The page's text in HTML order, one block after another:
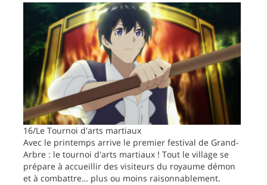
16/Le Tournoi d'arts martiaux
Avec le printemps arrive le premier festival de Grand-
Arbre : le tournoi d'arts martiaux ! Tout le village se
prépare à accueillir des visiteurs du royaume démon
et à combattre… plus ou moins raisonnablement.